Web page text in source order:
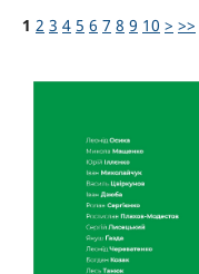
1 2 3 4 5 6 7 8 9 10 > >>